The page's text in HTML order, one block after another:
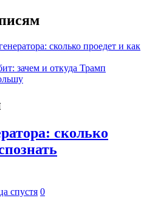
сколько проедет и как
зачем и откуда Трамп
сколько
спустя 0